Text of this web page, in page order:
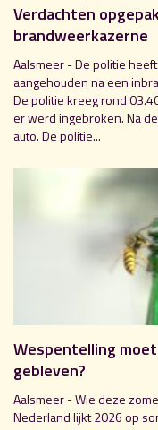
Verdachten
brandweerkazerne
Aalsmeer - De politie
aangehouden na een
De politie kreeg rond
er werd ingebroken. Na
auto. De politie...
Wespentelling
gebleven?
Aalsmeer - Wie deze
Nederland lijkt 2026 op